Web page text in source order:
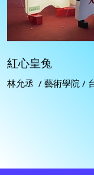
紅心皇兔
林允丞 / 藝術學院 /